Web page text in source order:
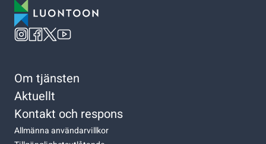
Om tjänsten
Aktuellt
Kontakt och respons
Allmänna användarvillkor